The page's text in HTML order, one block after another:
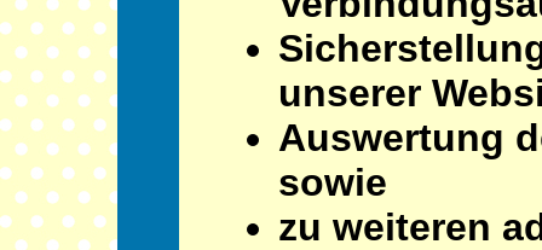
unserer
Auswertung
sowie
zu weiteren